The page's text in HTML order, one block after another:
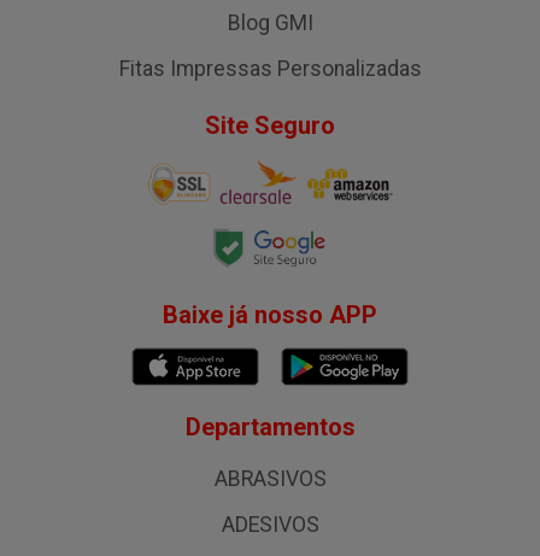
Blog GMI
Fitas Impressas Personalizadas
Site Seguro
Baixe já nosso APP
Departamentos
ABRASIVOS
ADESIVOS